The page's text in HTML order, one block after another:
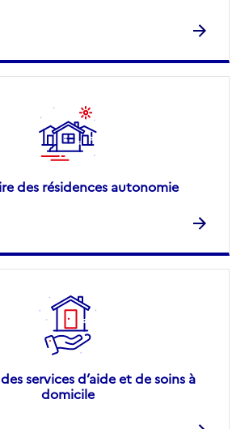
des résidences autonomie
services d’aide et de soins à
domicile